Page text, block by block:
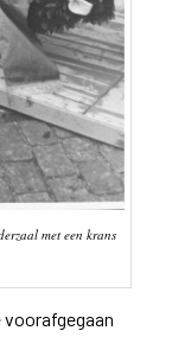
met een krans